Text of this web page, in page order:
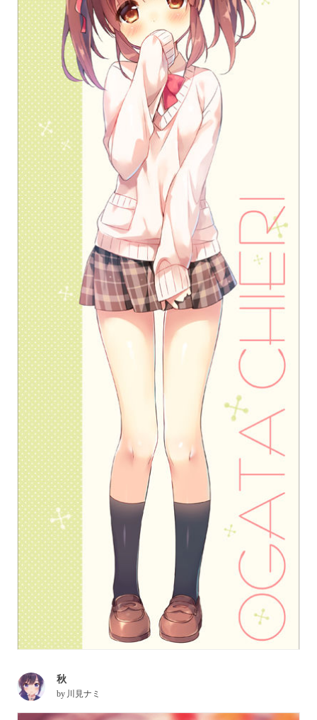
秋
by 川見ナミ